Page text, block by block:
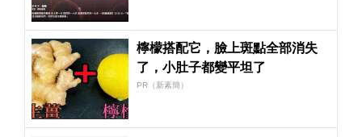
檸檬搭配它，臉上斑點全部消失
了，小肚子都變平坦了
PR（新素簡）